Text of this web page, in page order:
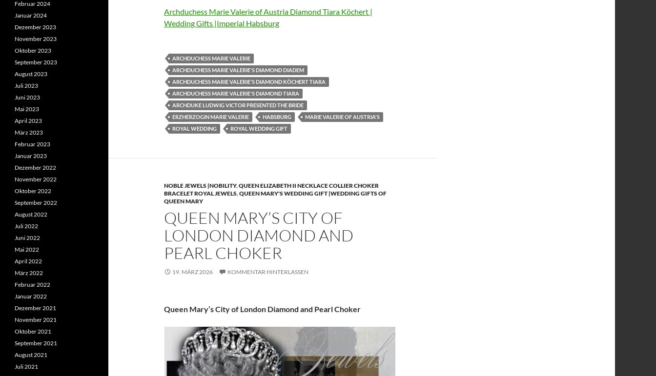
Archduchess Marie Valerie of Austria Diamond Tiara Köchert |
Wedding Gifts |Imperial Habsburg
ARCHDUCHESS MARIE VALERIE
ARCHDUCHESS MARIE VALERIE'S DIAMOND DIADEM
ARCHDUCHESS MARIE VALERIE'S DIAMOND KÖCHERT TIARA
ARCHDUCHESS MARIE VALERIE'S DIAMOND TIARA
ARCHDUKE LUDWIG VICTOR PRESENTED THE BRIDE
ERZHERZOGIN MARIE VALERIE
HABSBURG
MARIE VALERIE OF AUSTRIA'S
ROYAL WEDDING
ROYAL WEDDING GIFT
NOBLE JEWELS |NOBILITY,QUEEN ELIZABETH II NECKLACE COLLIER CHOKER
BRACELET ROYAL JEWELS,QUEEN MARY'S WEDDING GIFT |WEDDING GIFTS OF
QUEEN MARY
QUEEN MARY’S CITY OF
LONDON DIAMOND AND
PEARL CHOKER
19. MÄRZ 2026 KOMMENTAR HINTERLASSEN
Queen Mary’s City of London Diamond and Pearl Choker
Februar 2024
Januar 2024
Dezember 2023
November 2023
Oktober 2023
September 2023
August 2023
Juli 2023
Juni 2023
Mai 2023
April 2023
März 2023
Februar 2023
Januar 2023
Dezember 2022
November 2022
Oktober 2022
September 2022
August 2022
Juli 2022
Juni 2022
Mai 2022
April 2022
März 2022
Februar 2022
Januar 2022
Dezember 2021
November 2021
Oktober 2021
September 2021
August 2021
Juli 2021